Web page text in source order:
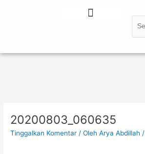
20200803_060635
Tinggalkan Komentar / OlehArya Abdillah/